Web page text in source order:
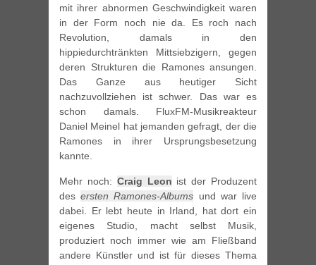
mit ihrer abnormen Geschwindigkeit waren
in der Form noch nie da. Es roch nach
Revolution, damals in den
hippiedurchtränkten Mittsiebzigern, gegen
deren Strukturen die Ramones ansungen.
Das Ganze aus heutiger Sicht
nachzuvollziehen ist schwer. Das war es
schon damals. FluxFM-Musikreakteur
Daniel Meinel hat jemanden gefragt, der die
Ramones in ihrer Ursprungsbesetzung
kannte.
Mehr noch: Craig Leon ist der Produzent
desersten Ramones-Albums und war live
dabei. Er lebt heute in Irland, hat dort ein
eigenes Studio, macht selbst Musik,
produziert noch immer wie am Fließband
andere Künstler und ist für dieses Thema